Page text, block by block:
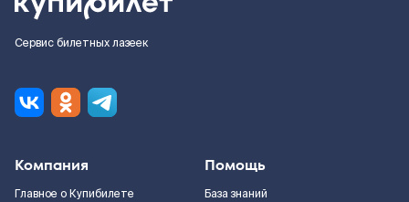
Сервис билетных лазеек
Компания
Главное о Купибилете
Помощь
База знаний